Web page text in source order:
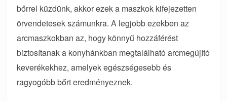
bőrrel küzdünk, akkor ezek a maszkok kifejezetten
örvendetesek számunkra. A legjobb ezekben az
arcmaszkokban az, hogy könnyű hozzáférést
biztosítanak a konyhánkban megtalálható arcmegújító
keverékekhez, amelyek egészségesebb és
ragyogóbb bőrt eredményeznek.